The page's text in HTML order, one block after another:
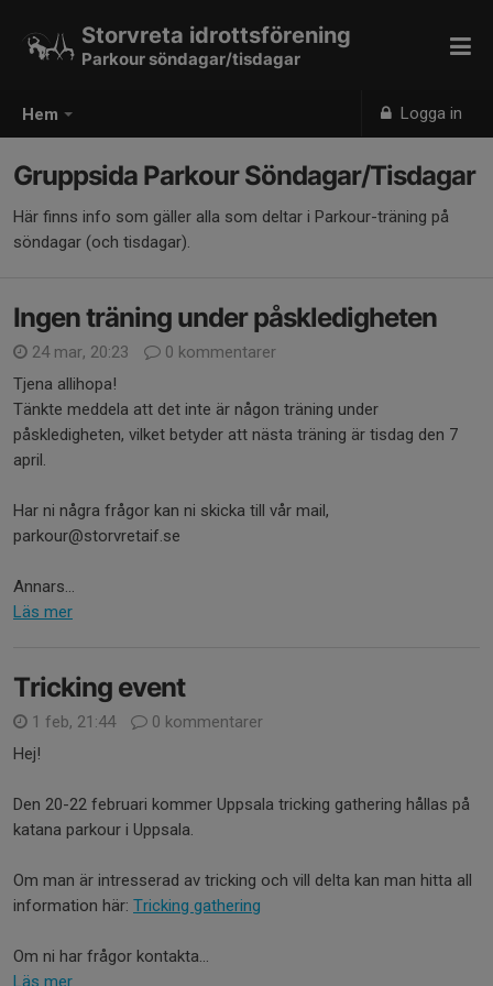
Hem Logga in
Storvreta idrottsförening
Parkour söndagar/tisdagar
Gruppsida Parkour Söndagar/Tisdagar
Här finns info som gäller alla som deltar i Parkour-träning på
söndagar (och tisdagar).
Ingen träning under påskledigheten
24 mar, 20:23
0 kommentarer
Tjena allihopa!
Tänkte meddela att det inte är någon träning under
påskledigheten, vilket betyder att nästa träning är tisdag den 7
april.
Har ni några frågor kan ni skicka till vår mail,
parkour@storvretaif.se
Annars...
Läs mer
Tricking event
1 feb, 21:44
0 kommentarer
Hej!
Den 20-22 februari kommer Uppsala tricking gathering hållas på
katana parkour i Uppsala.
Om man är intresserad av tricking och vill delta kan man hitta all
information här: Tricking gathering
Om ni har frågor kontakta...
Läs mer